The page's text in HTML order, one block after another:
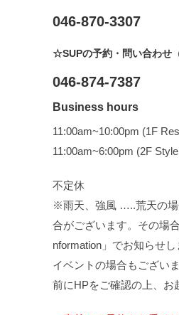
046-870-3307
☆SUPの予約・問い合わせ
046-874-7387
Business hours
11:00am~10:00pm (1F
11:00am~6:00pm (2F
不定休
※雨天、強風 …..荒天の場
合がございます。その場
nformation」でお知らせ
イベントの場合もござい
前にHPをご確認の上、お